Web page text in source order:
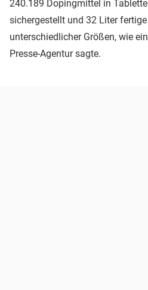
240.189 Dopingmittel in
sichergestellt und 32 Liter
unterschiedlicher Größen, wie
Presse-Agentur sagte.